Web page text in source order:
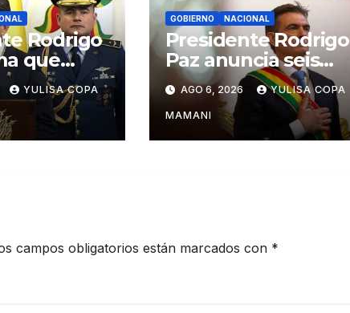
Rodrigo
que
amenazas
YULISA COPA
GOBIERNO NACIONAL
Presidente Rodrigo
Paz anuncia seis
medidas para
impulsar reformas
en Bolivia
AGO 6, 2026 YULISA COPA
MAMANI
campos obligatorios están marcados con *